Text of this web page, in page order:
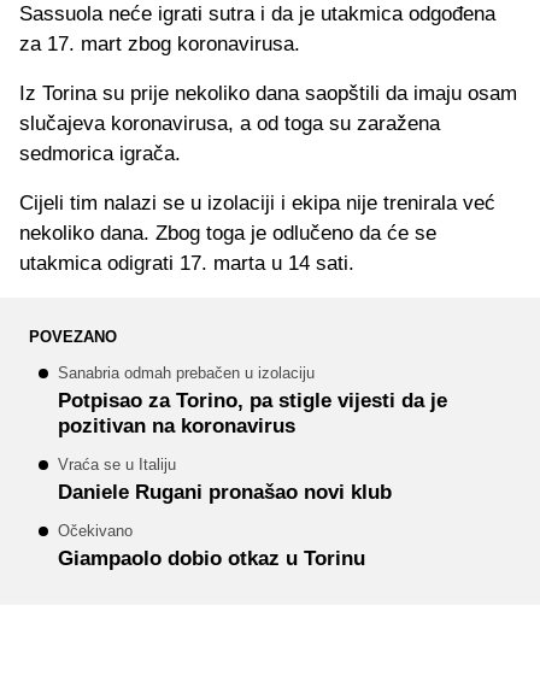
Sassuola neće igrati sutra i da je utakmica odgođena
za 17. mart zbog koronavirusa.
Iz Torina su prije nekoliko dana saopštili da imaju osam
slučajeva koronavirusa, a od toga su zaražena
sedmorica igrača.
Cijeli tim nalazi se u izolaciji i ekipa nije trenirala već
nekoliko dana. Zbog toga je odlučeno da će se
utakmica odigrati 17. marta u 14 sati.
POVEZANO
Sanabria odmah prebačen u izolaciju
Potpisao za Torino, pa stigle vijesti da je
pozitivan na koronavirus
Vraća se u Italiju
Daniele Rugani pronašao novi klub
Očekivano
Giampaolo dobio otkaz u Torinu